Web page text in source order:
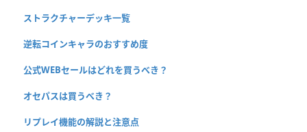
ストラクチャーデッキ一覧
逆転コインキャラのおすすめ度
公式WEBセールはどれを買うべき？
オセパスは買うべき？
リプレイ機能の解説と注意点